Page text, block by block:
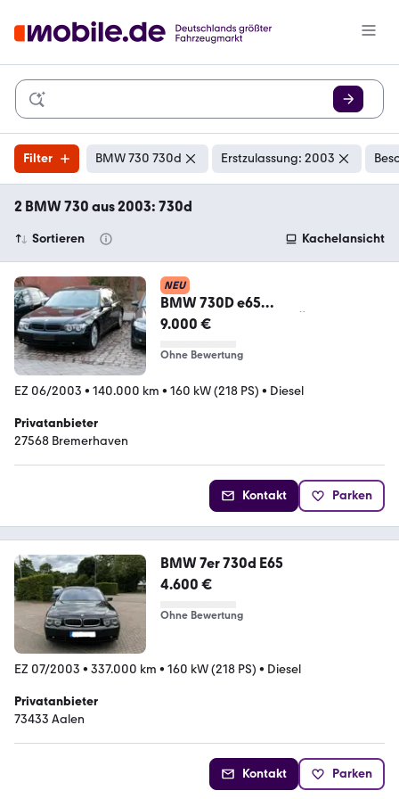
Filter BMW 730 730d Erstzulassung: 2003
2 BMW 730 aus 2003: 730d
Sortieren Kachelansicht
NEU
BMW 730D e65
Checkheftgepflegt TÜV NEU 8 F...
9.000 €
Ohne Bewertung
EZ 06/2003 • 140.000 km • 160 kW (218 PS) • Diesel
Privatanbieter
27568 Bremerhaven
Kontakt Parken
BMW 7er 730d E65
4.600 €
Ohne Bewertung
EZ 07/2003 • 337.000 km • 160 kW (218 PS) • Diesel
Privatanbieter
73433 Aalen
Kontakt Parken